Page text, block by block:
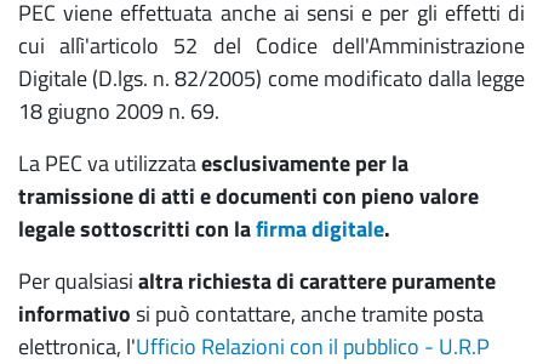
PEC viene effettuata anche ai sensi e per gli effetti di
cui allì'articolo 52 del Codice dell'Amministrazione
Digitale (D.lgs. n. 82/2005) come modificato dalla legge
18 giugno 2009 n. 69.
La PEC va utilizzataesclusivamente per la
tramissione di atti e documenti con pieno valore
legale sottoscritti con lafirma digitale.
Per qualsiasialtra richiesta di carattere puramente
informativosi può contattare, anche tramite posta
elettronica, l'Ufficio Relazioni con il pubblico - U.R.P